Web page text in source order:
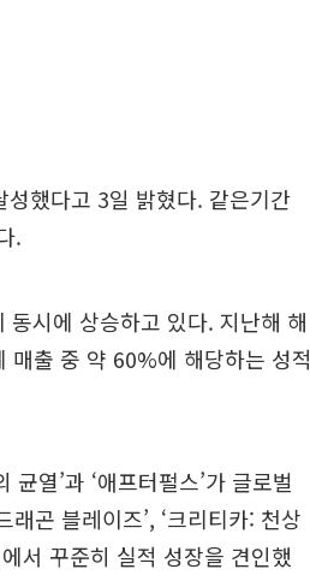
했다고 3일 밝혔다. 같은기간
.
시에 상승하고 있다. 지난해 해
출 중 약 60%에 해당하는 성적
열’과 ‘애프터펄스’가 글로벌
곤 블레이즈’, ‘크리티카: 천상
서 꾸준히 실적 성장을 견인했